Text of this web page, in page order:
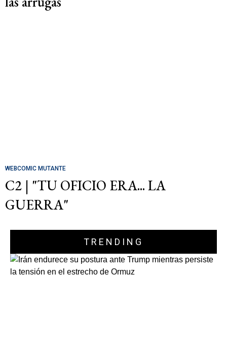
WEBCOMIC MUTANTE
C2 | "TU OFICIO ERA... LA
GUERRA"
TRENDING